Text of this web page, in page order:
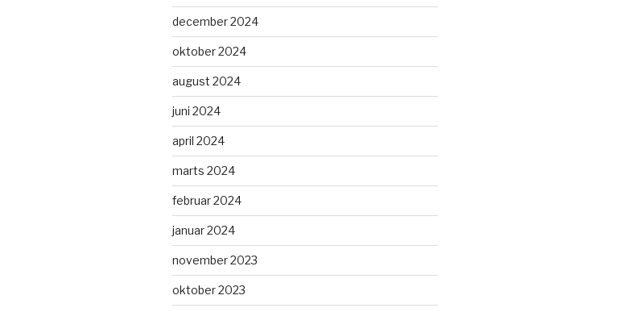
december 2024
oktober 2024
august 2024
juni 2024
april 2024
marts 2024
februar 2024
januar 2024
november 2023
oktober 2023